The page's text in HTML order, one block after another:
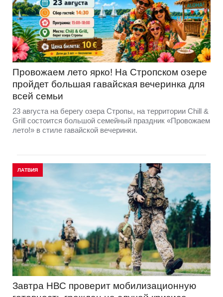
Провожаем лето ярко! На Стропском озере
пройдет большая гавайская вечеринка для
всей семьи
23 августа на берегу озера Стропы, на территории Chill &
Grill состоится большой семейный праздник «Провожаем
лето!» в стиле гавайской вечеринки.
ЛАТВИЯ
Завтра НВС проверит мобилизационную